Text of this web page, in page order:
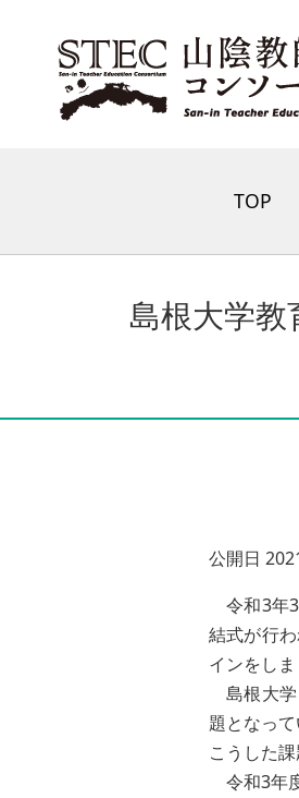
TOP
島根大学
公開日
令和3年
結式が行
インをしま
島根大学
題となっ
こうした
令和3年